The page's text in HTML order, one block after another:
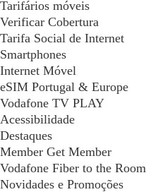
Tarifários móveis
Verificar Cobertura
Tarifa Social de Internet
Smartphones
Internet Móvel
eSIM Portugal & Europe
Vodafone TV PLAY
Acessibilidade
Destaques
Member Get Member
Vodafone Fiber to the Room
Novidades e Promoções